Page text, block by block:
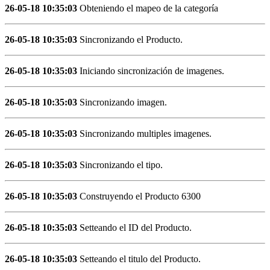
26-05-18 10:35:03 Obteniendo el mapeo de la categoría
26-05-18 10:35:03 Sincronizando el Producto.
26-05-18 10:35:03 Iniciando sincronización de imagenes.
26-05-18 10:35:03 Sincronizando imagen.
26-05-18 10:35:03 Sincronizando multiples imagenes.
26-05-18 10:35:03 Sincronizando el tipo.
26-05-18 10:35:03 Construyendo el Producto 6300
26-05-18 10:35:03 Setteando el ID del Producto.
26-05-18 10:35:03 Setteando el titulo del Producto.